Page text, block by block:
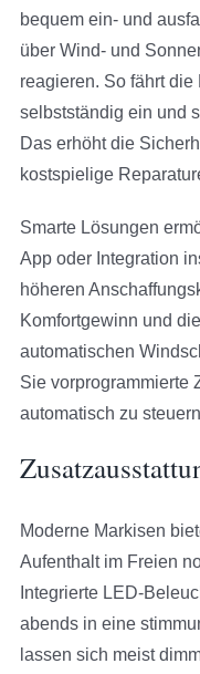
bequem ein- und
über Wind- und
reagieren. So fährt
selbstständig ein und
Das erhöht die
kostspielige
Smarte Lösungen
App oder Integration
höheren
Komfortgewinn und
automatischen
Sie vorprogrammierte
automatisch zu
Moderne Markisen
Aufenthalt im Freien
Integrierte LED-
abends in eine
lassen sich meist